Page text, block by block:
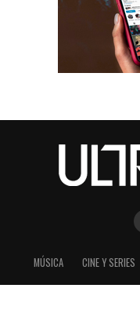
MÚSICA CINE Y SERIES